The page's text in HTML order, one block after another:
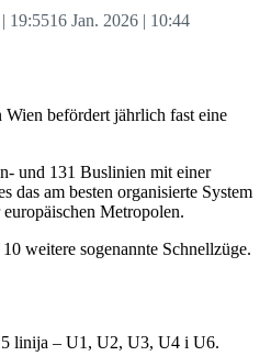
19:5516 Jan. 2026 | 10:44
befördert jährlich fast eine
und 131 Buslinien mit einer
das am besten organisierte System
Metropolen.
weitere sogenannte Schnellzüge.
5 linija – U1, U2, U3, U4 i U6.